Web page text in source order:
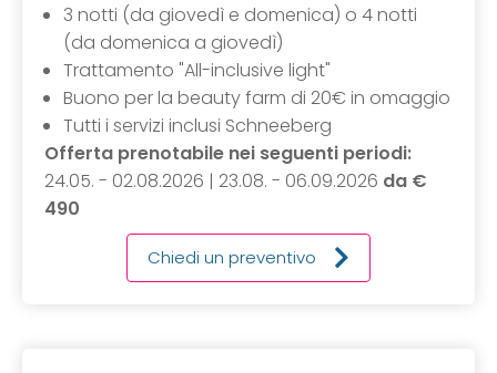
3 notti (da giovedì e domenica) o 4 notti
(da domenica a giovedì)
Trattamento "All-inclusive light"
Buono per la beauty farm di 20€ in omaggio
Tutti i servizi inclusi Schneeberg
Offerta prenotabile nei seguenti periodi:
24.05. - 02.08.2026 | 23.08. - 06.09.2026 da €
490
Chiedi un preventivo